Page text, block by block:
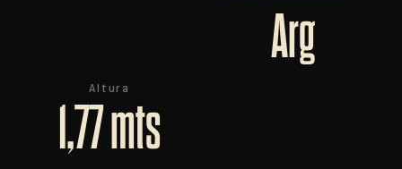
Arg
Altura
1,77 mts